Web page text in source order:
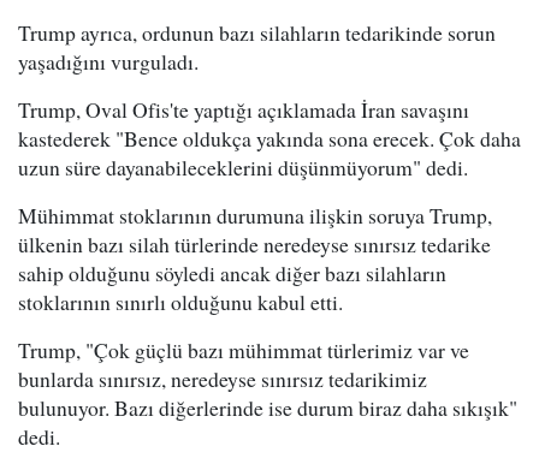
Trump ayrıca, ordunun bazı silahların tedarikinde sorun
yaşadığını vurguladı.
Trump, Oval Ofis'te yaptığı açıklamada İran savaşını
kastederek "Bence oldukça yakında sona erecek. Çok daha
uzun süre dayanabileceklerini düşünmüyorum" dedi.
Mühimmat stoklarının durumuna ilişkin soruya Trump,
ülkenin bazı silah türlerinde neredeyse sınırsız tedarike
sahip olduğunu söyledi ancak diğer bazı silahların
stoklarının sınırlı olduğunu kabul etti.
Trump, "Çok güçlü bazı mühimmat türlerimiz var ve
bunlarda sınırsız, neredeyse sınırsız tedarikimiz
bulunuyor. Bazı diğerlerinde ise durum biraz daha sıkışık"
dedi.